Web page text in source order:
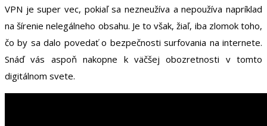
VPN je super vec, pokiaľ sa nezneužíva a nepoužíva napríklad
na šírenie nelegálneho obsahu. Je to však, žiaľ, iba zlomok toho,
čo by sa dalo povedať o bezpečnosti surfovania na internete.
Snáď vás aspoň nakopne k väčšej obozretnosti v tomto
digitálnom svete.